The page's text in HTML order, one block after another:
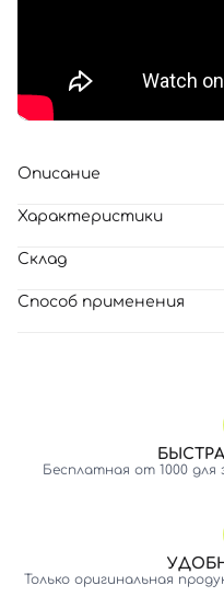
Описание
Характеристики
Склад
Способ применения
Бесплатная от 1000
Только оригинальная